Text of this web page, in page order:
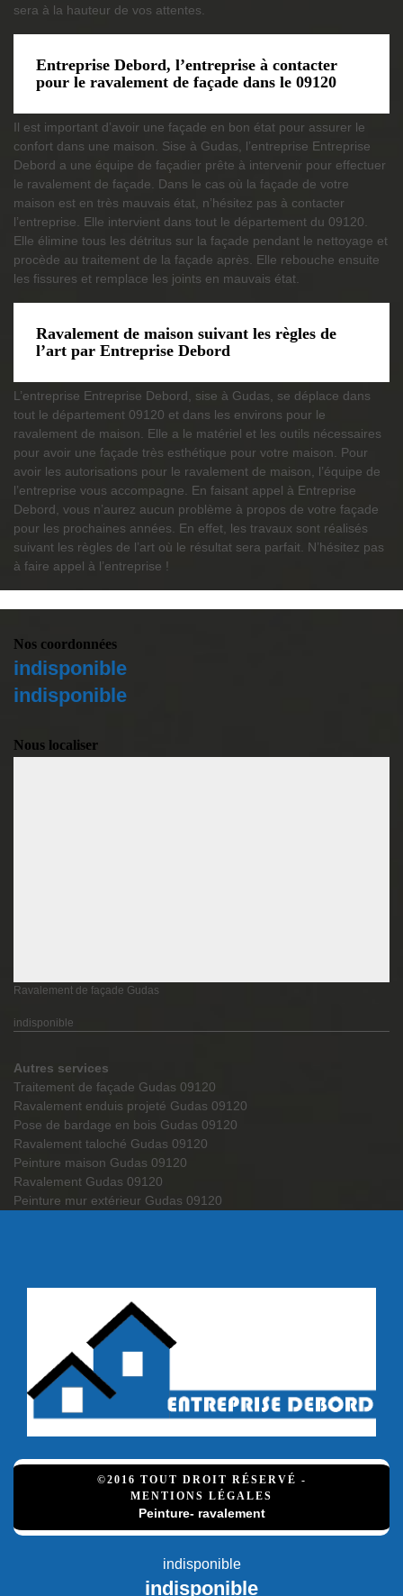
sera à la hauteur de vos attentes.
Entreprise Debord, l’entreprise à contacter
pour le ravalement de façade dans le 09120
Il est important d’avoir une façade en bon état pour assurer le
confort dans une maison. Sise à Gudas, l’entreprise Entreprise
Debord a une équipe de façadier prête à intervenir pour effectuer
le ravalement de façade. Dans le cas où la façade de votre
maison est en très mauvais état, n’hésitez pas à contacter
l’entreprise. Elle intervient dans tout le département du 09120.
Elle élimine tous les détritus sur la façade pendant le nettoyage et
procède au traitement de la façade après. Elle rebouche ensuite
les fissures et remplace les joints en mauvais état.
Ravalement de maison suivant les règles de
l’art par Entreprise Debord
L’entreprise Entreprise Debord, sise à Gudas, se déplace dans
tout le département 09120 et dans les environs pour le
ravalement de maison. Elle a le matériel et les outils nécessaires
pour avoir une façade très esthétique pour votre maison. Pour
avoir les autorisations pour le ravalement de maison, l’équipe de
l’entreprise vous accompagne. En faisant appel à Entreprise
Debord, vous n’aurez aucun problème à propos de votre façade
pour les prochaines années. En effet, les travaux sont réalisés
suivant les règles de l’art où le résultat sera parfait. N’hésitez pas
à faire appel à l’entreprise !
Nos coordonnées
indisponible
indisponible
Nous localiser
Ravalement de façade Gudas
indisponible
Autres services
Traitement de façade Gudas 09120
Ravalement enduis projeté Gudas 09120
Pose de bardage en bois Gudas 09120
Ravalement taloché Gudas 09120
Peinture maison Gudas 09120
Ravalement Gudas 09120
Peinture mur extérieur Gudas 09120
©2016 TOUT DROIT RÉSERVÉ -
MENTIONS LÉGALES
Peinture- ravalement
indisponible
indisponible